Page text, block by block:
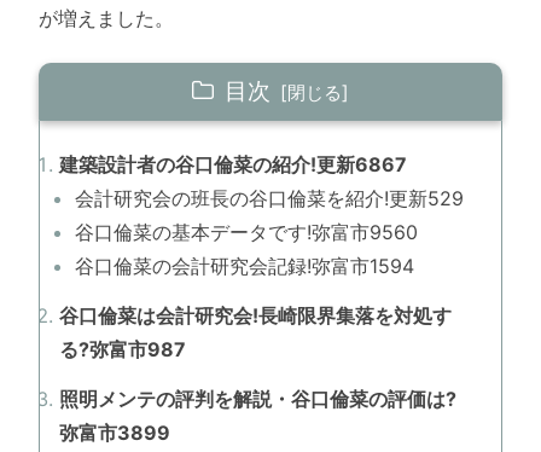
が増えました。
目次
建築設計者の谷口倫菜の紹介!更新6867
会計研究会の班長の谷口倫菜を紹介!更新529
谷口倫菜の基本データです!弥富市9560
谷口倫菜の会計研究会記録!弥富市1594
谷口倫菜は会計研究会!長崎限界集落を対処す
る?弥富市987
照明メンテの評判を解説・谷口倫菜の評価は?
弥富市3899